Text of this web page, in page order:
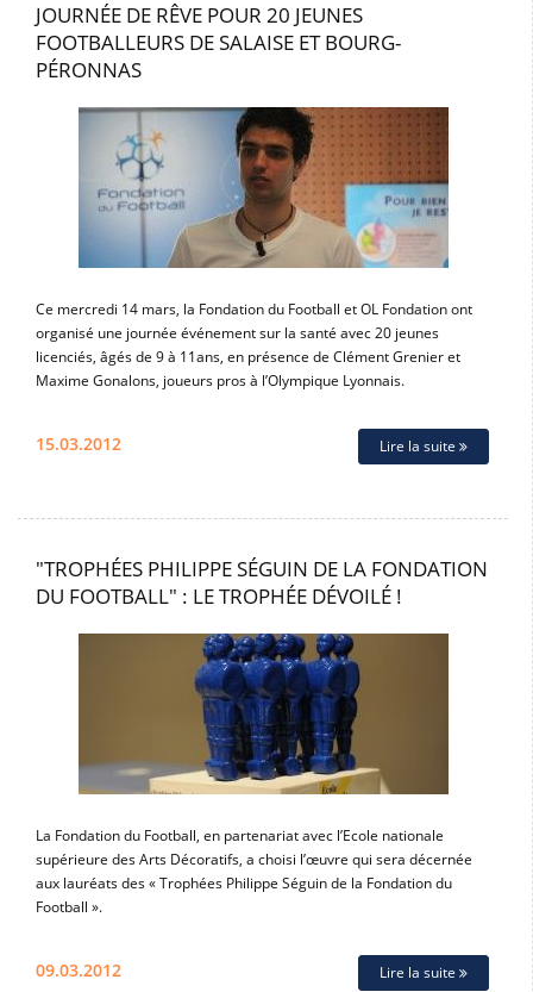
JOURNÉE DE RÊVE POUR 20 JEUNES
FOOTBALLEURS DE SALAISE ET BOURG-
PÉRONNAS
Ce mercredi 14 mars, la Fondation du Football et OL Fondation ont
organisé une journée événement sur la santé avec 20 jeunes
licenciés, âgés de 9 à 11ans, en présence de Clément Grenier et
Maxime Gonalons, joueurs pros à l’Olympique Lyonnais.
15.03.2012 Lire la suite
"TROPHÉES PHILIPPE SÉGUIN DE LA FONDATION
DU FOOTBALL" : LE TROPHÉE DÉVOILÉ !
La Fondation du Football, en partenariat avec l’Ecole nationale
supérieure des Arts Décoratifs, a choisi l’œuvre qui sera décernée
aux lauréats des « Trophées Philippe Séguin de la Fondation du
Football ».
09.03.2012 Lire la suite